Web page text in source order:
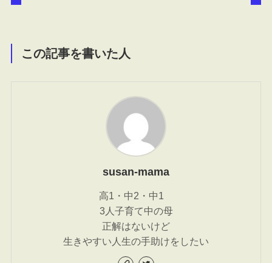
この記事を書いた人
susan-mama
高1・中2・中1
3人子育て中の母
正解はないけど
生きやすい人生の手助けをしたい